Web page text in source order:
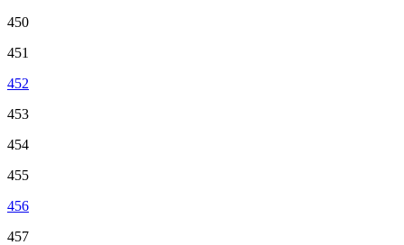
450
451
452
453
454
455
456
457